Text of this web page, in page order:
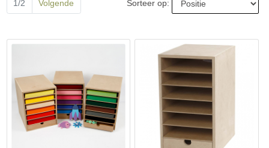
Sorteer op:
1/2 Volgende